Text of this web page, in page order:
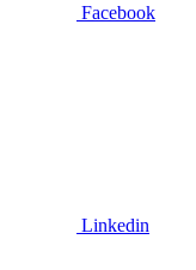
Facebook
Linkedin